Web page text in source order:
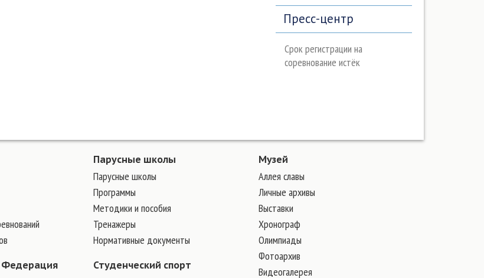
Пресс-центр
Срок регистрации на
соревнование истёк
Федерация
Парусные школы
Парусные школы
Программы
Методики и пособия
Тренажеры
Нормативные документы
Студенческий спорт
Музей
Аллея славы
Личные архивы
Выставки
Хронограф
Олимпиады
Фотоархив
Видеогалерея